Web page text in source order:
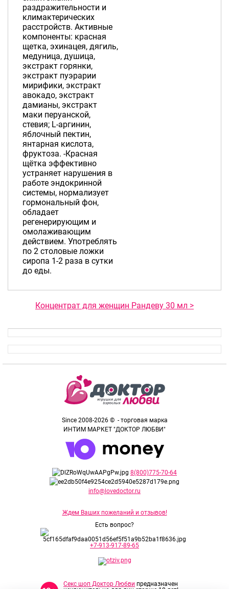
раздражительности и
климактерических
расстройств. Активные
компоненты: красная
щетка, эхинацея, дягиль,
медуница, душица,
экстракт горянки,
экстракт пуэрарии
мирифики, экстракт
авокадо, экстракт
дамианы, экстракт
маки перуанской,
стевия; L-аргинин,
яблочный пектин,
янтарная кислота,
фруктоза. -Красная
щётка эффективно
устраняет нарушения в
работе эндокринной
системы, нормализует
гормональный фон,
обладает
регенерирующим и
омолаживающим
действием. Употреблять
по 2 столовые ложки
сиропа 1-2 раза в сутки
до еды.
Концентрат для женщин Рандеву 30 мл >
Since 2008-2026 © - торговая марка
ИНТИМ МАРКЕТ "ДОКТОР ЛЮБВИ"
8(800)775-70-64
info@lovedoctor.ru
Ждем Ваших пожеланий и отзывов!
Есть вопрос?
+7-913-917-89-65
Секс шоп Доктор Любви предназначен